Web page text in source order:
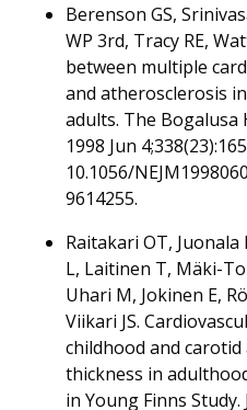
Berenson GS,
WP 3rd, Tracy RE,
between multiple
and atherosclerosis
adults. The Bogalusa
1998 Jun
10.1056/
9614255.
Raitakari OT,
L, Laitinen T, Mäki-
Uhari M, Jokinen E,
Viikari JS.
childhood and
thickness in
in Young Finns Study.